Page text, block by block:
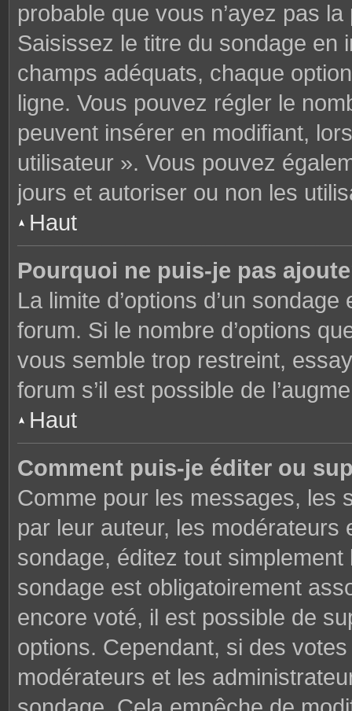
probable que vous n’ayez pas
Saisissez le titre du sondage en
champs adéquats, chaque
ligne. Vous pouvez régler le
peuvent insérer en modifiant,
utilisateur ». Vous pouvez
jours et autoriser ou non les
Haut
Pourquoi ne puis-je pas
La limite d’options d’un
forum. Si le nombre d’options
vous semble trop restreint,
forum s’il est possible de
Haut
Comment puis-je éditer ou
Comme pour les messages, les
par leur auteur, les
sondage, éditez tout
sondage est obligatoirement
encore voté, il est possible de
options. Cependant, si des
modérateurs et les